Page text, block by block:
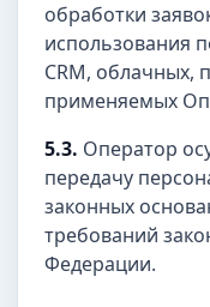
обработки
использования
CRM, облачных,
применяемых
5.3. Оператор
передачу
законных
требований
Федерации.